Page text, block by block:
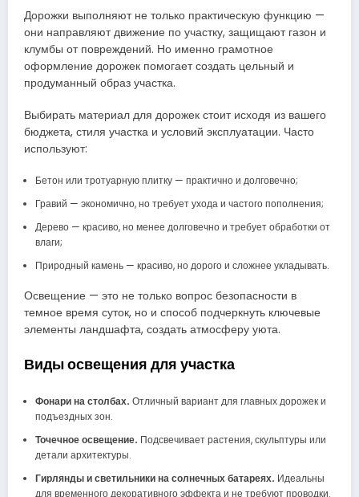
Дорожки выполняют не только практическую функцию —
они направляют движение по участку, защищают газон и
клумбы от повреждений. Но именно грамотное
оформление дорожек помогает создать цельный и
продуманный образ участка.
Выбирать материал для дорожек стоит исходя из вашего
бюджета, стиля участка и условий эксплуатации. Часто
используют:
Бетон или тротуарную плитку — практично и долговечно;
Гравий — экономично, но требует ухода и частого пополнения;
Дерево — красиво, но менее долговечно и требует обработки от
влаги;
Природный камень — красиво, но дорого и сложнее укладывать.
Освещение — это не только вопрос безопасности в
темное время суток, но и способ подчеркнуть ключевые
элементы ландшафта, создать атмосферу уюта.
Виды освещения для участка
Фонари на столбах. Отличный вариант для главных дорожек и
подъездных зон.
Точечное освещение. Подсвечивает растения, скульптуры или
детали архитектуры.
Гирлянды и светильники на солнечных батареях. Идеальны
для временного декоративного эффекта и не требуют проводки.